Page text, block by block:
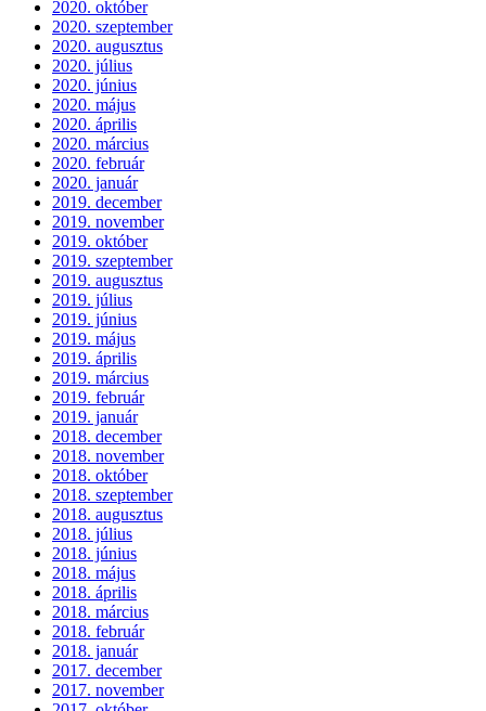
2020. október
2020. szeptember
2020. augusztus
2020. július
2020. június
2020. május
2020. április
2020. március
2020. február
2020. január
2019. december
2019. november
2019. október
2019. szeptember
2019. augusztus
2019. július
2019. június
2019. május
2019. április
2019. március
2019. február
2019. január
2018. december
2018. november
2018. október
2018. szeptember
2018. augusztus
2018. július
2018. június
2018. május
2018. április
2018. március
2018. február
2018. január
2017. december
2017. november